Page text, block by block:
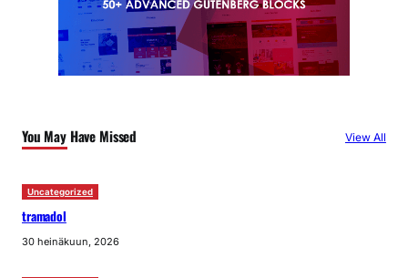
You May Have Missed View All
Uncategorized
tramadol
30 heinäkuun, 2026